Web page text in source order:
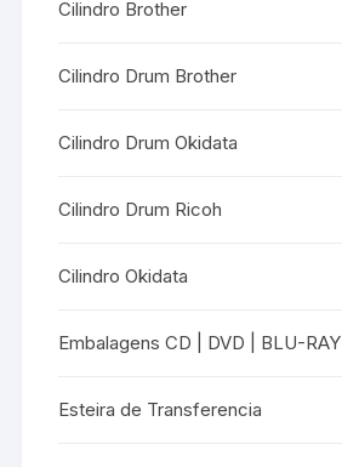
Cilindro Brother
Cilindro Drum Brother
Cilindro Drum Okidata
Cilindro Drum Ricoh
Cilindro Okidata
Embalagens CD | DVD | BLU-RAY
Esteira de Transferencia